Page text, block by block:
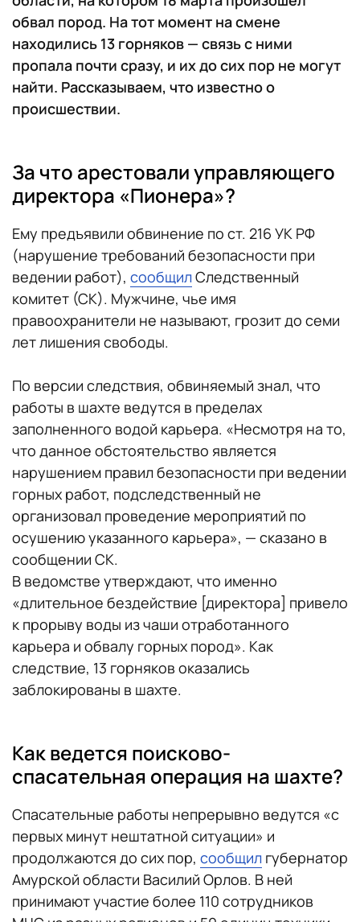
обвал пород. На тот момент на смене
находились 13 горняков — связь с ними
пропала почти сразу, и их до сих пор не могут
найти. Рассказываем, что известно о
происшествии.
За что арестовали управляющего
директора «Пионера»?
Ему предъявили обвинение по ст. 216 УК РФ
(нарушение требований безопасности при
ведении работ), сообщилСледственный
комитет (СК). Мужчине, чье имя
правоохранители не называют, грозит до семи
лет лишения свободы.
По версии следствия, обвиняемый знал, что
работы в шахте ведутся в пределах
заполненного водой карьера. «Несмотря на то,
что данное обстоятельство является
нарушением правил безопасности при ведении
горных работ, подследственный не
организовал проведение мероприятий по
осушению указанного карьера», — сказано в
сообщении СК.
В ведомстве утверждают, что именно
«длительное бездействие [директора] привело
к прорыву воды из чаши отработанного
карьера и обвалу горных пород». Как
следствие, 13 горняков оказались
заблокированы в шахте.
Как ведется поисково-
спасательная операция на шахте?
Спасательные работы непрерывно ведутся «с
первых минут нештатной ситуации» и
продолжаются до сих пор, сообщил губернатор
Амурской области Василий Орлов. В ней
принимают участие более 110 сотрудников